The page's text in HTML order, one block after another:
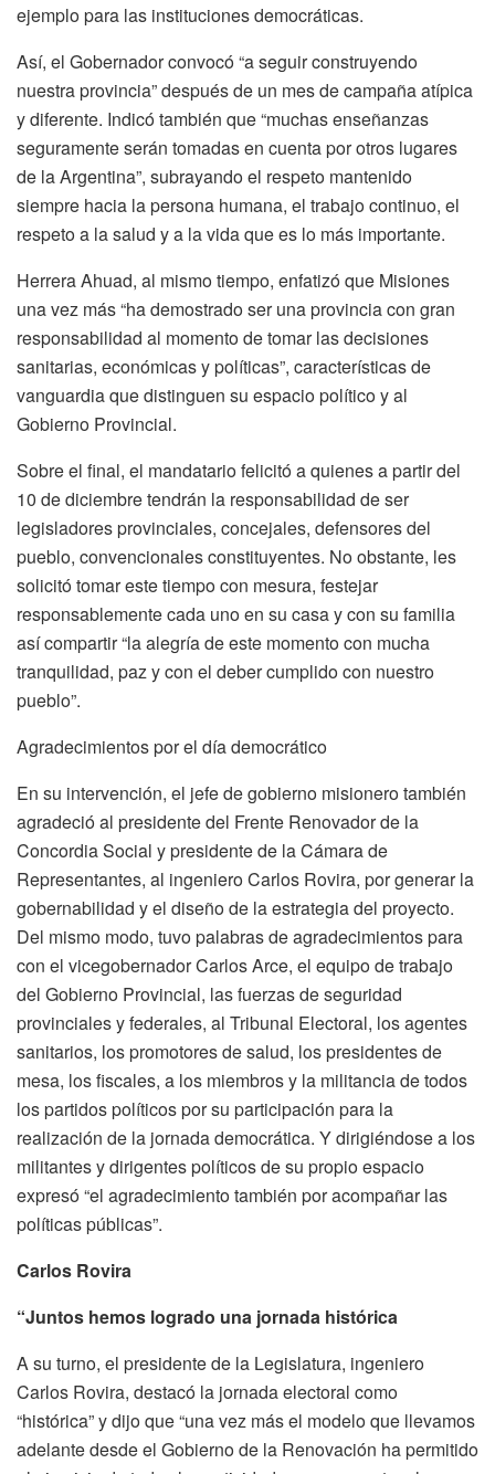
ejemplo para las instituciones democráticas.
Así, el Gobernador convocó “a seguir construyendo
nuestra provincia” después de un mes de campaña atípica
y diferente. Indicó también que “muchas enseñanzas
seguramente serán tomadas en cuenta por otros lugares
de la Argentina”, subrayando el respeto mantenido
siempre hacia la persona humana, el trabajo continuo, el
respeto a la salud y a la vida que es lo más importante.
Herrera Ahuad, al mismo tiempo, enfatizó que Misiones
una vez más “ha demostrado ser una provincia con gran
responsabilidad al momento de tomar las decisiones
sanitarias, económicas y políticas”, características de
vanguardia que distinguen su espacio político y al
Gobierno Provincial.
Sobre el final, el mandatario felicitó a quienes a partir del
10 de diciembre tendrán la responsabilidad de ser
legisladores provinciales, concejales, defensores del
pueblo, convencionales constituyentes. No obstante, les
solicitó tomar este tiempo con mesura, festejar
responsablemente cada uno en su casa y con su familia
así compartir “la alegría de este momento con mucha
tranquilidad, paz y con el deber cumplido con nuestro
pueblo”.
Agradecimientos por el día democrático
En su intervención, el jefe de gobierno misionero también
agradeció al presidente del Frente Renovador de la
Concordia Social y presidente de la Cámara de
Representantes, al ingeniero Carlos Rovira, por generar la
gobernabilidad y el diseño de la estrategia del proyecto.
Del mismo modo, tuvo palabras de agradecimientos para
con el vicegobernador Carlos Arce, el equipo de trabajo
del Gobierno Provincial, las fuerzas de seguridad
provinciales y federales, al Tribunal Electoral, los agentes
sanitarios, los promotores de salud, los presidentes de
mesa, los fiscales, a los miembros y la militancia de todos
los partidos políticos por su participación para la
realización de la jornada democrática. Y dirigiéndose a los
militantes y dirigentes políticos de su propio espacio
expresó “el agradecimiento también por acompañar las
políticas públicas”.
Carlos Rovira
“Juntos hemos logrado una jornada histórica
A su turno, el presidente de la Legislatura, ingeniero
Carlos Rovira, destacó la jornada electoral como
“histórica” y dijo que “una vez más el modelo que llevamos
adelante desde el Gobierno de la Renovación ha permitido